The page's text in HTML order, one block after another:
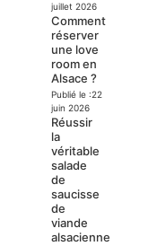
juillet 2026
Comment
réserver
une love
room en
Alsace ?
Publié le :22
juin 2026
Réussir
la
véritable
salade
de
saucisse
de
viande
alsacienne